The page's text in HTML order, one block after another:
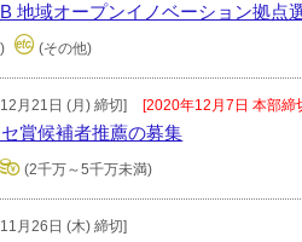
地域オープンイノベーション拠点
(その他)
月21日 (月) 締切] [2020年12月7日 本部締
賞候補者推薦の募集
(2千万～5千万未満)
月26日 (木) 締切]